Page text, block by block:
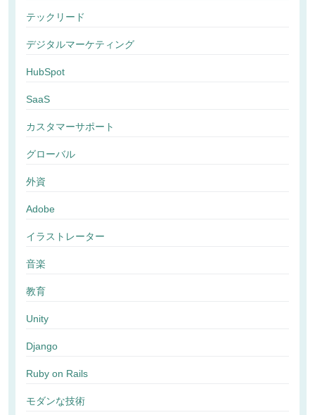
テックリード
デジタルマーケティング
HubSpot
SaaS
カスタマーサポート
グローバル
外資
Adobe
イラストレーター
音楽
教育
Unity
Django
Ruby on Rails
モダンな技術